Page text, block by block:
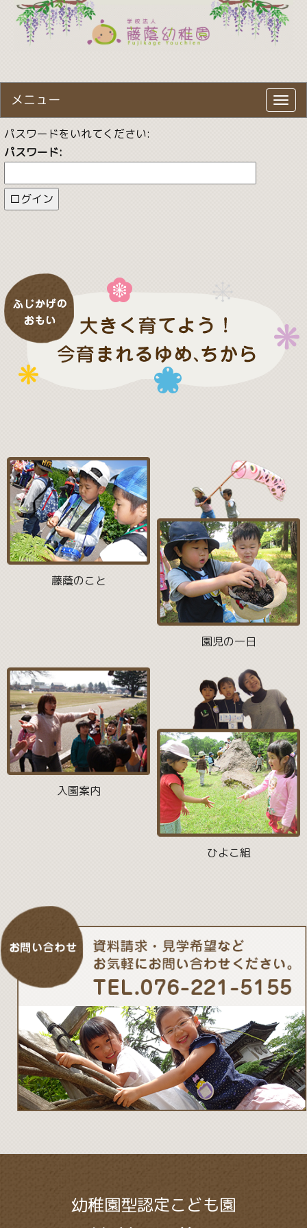
メニュー
パスワードをいれてください:
パスワード:
藤蔭のこと
園児の一日
入園案内
ひよこ組
幼稚園型認定こども園